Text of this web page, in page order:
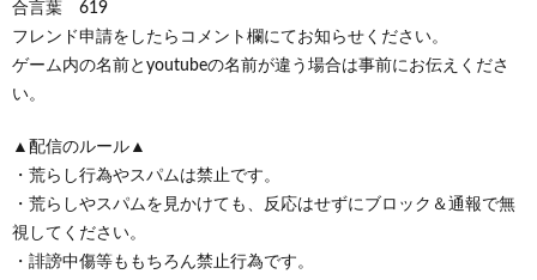
合言葉 619
フレンド申請をしたらコメント欄にてお知らせください。
ゲーム内の名前とyoutubeの名前が違う場合は事前にお伝えくださ
い。
▲配信のルール▲
・荒らし行為やスパムは禁止です。
・荒らしやスパムを見かけても、反応はせずにブロック＆通報で無
視してください。
・誹謗中傷等ももちろん禁止行為です。